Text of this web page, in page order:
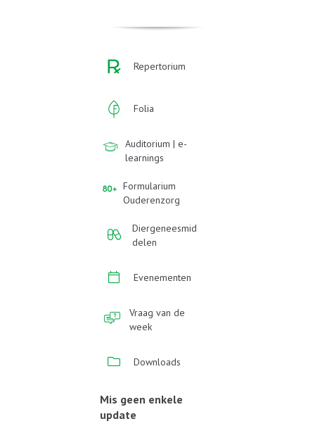
Repertorium
Folia
Auditorium | e-
learnings
Formularium
Ouderenzorg
Diergeneesmid
delen
Evenementen
Vraag van de
week
Downloads
Mis geen enkele
update